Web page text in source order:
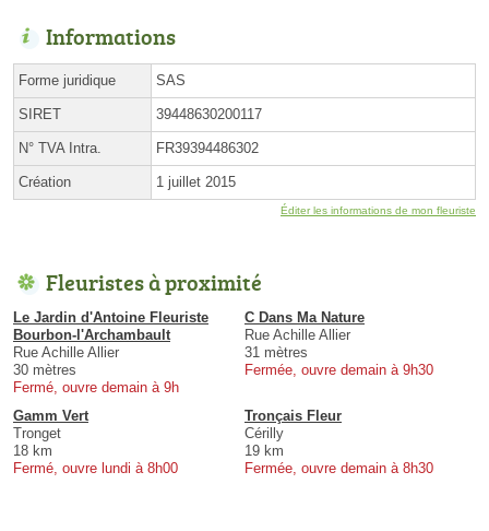
Informations
Forme juridique SAS
SIRET 39448630200117
N° TVA Intra. FR39394486302
Création 1 juillet 2015
Éditer les informations de mon fleuriste
Fleuristes à proximité
Le Jardin d'Antoine Fleuriste
Bourbon-l'Archambault
Rue Achille Allier
30 mètres
Fermé, ouvre demain à 9h
C Dans Ma Nature
Rue Achille Allier
31 mètres
Fermée, ouvre demain à 9h30
Gamm Vert
Tronget
18 km
Fermé, ouvre lundi à 8h00
Tronçais Fleur
Cérilly
19 km
Fermée, ouvre demain à 8h30